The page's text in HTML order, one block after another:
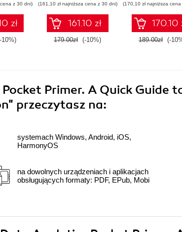
z 30 dni)
zł
10%)
a Case Study
Approach
(161,10 zł najniższa cena z 30 dni)
161.10 zł
179.00zł (-10%)
(170,10 zł najniższa
170.10
189.00zł (-
Primer. A Quick Guide
przeczytasz na:
systemach Windows, Android, iOS,
HarmonyOS
na dowolnych urządzeniach i aplikacjach
obsługujących formaty: PDF, EPub, Mobi